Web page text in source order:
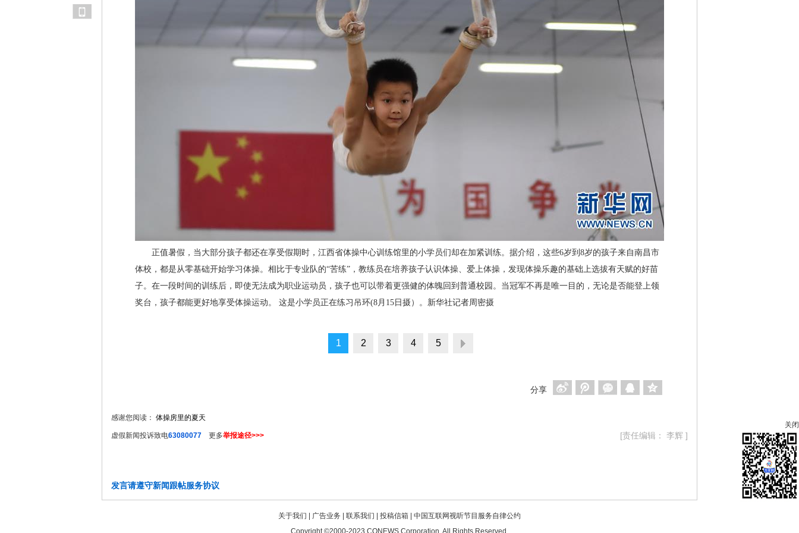
正值暑假，当大部分孩子都还在享受假期时，江西省体操中心训练馆里的小学员们却在加紧训练。据介绍，这些6岁到8岁的孩子来自南昌市
体校，都是从零基础开始学习体操。相比于专业队的“苦练”，教练员在培养孩子认识体操、爱上体操，发现体操乐趣的基础上选拔有天赋的好苗
子。在一段时间的训练后，即使无法成为职业运动员，孩子也可以带着更强健的体魄回到普通校园。当冠军不再是唯一目的，无论是否能登上领
奖台，孩子都能更好地享受体操运动。 这是小学员正在练习吊环(8月15日摄）。新华社记者周密摄
1 2 3 4 5
分享
感谢您阅读： 体操房里的夏天
虚假新闻投诉致电63080077 更多举报途径>>> [责任编辑： 李辉 ]
发言请遵守新闻跟帖服务协议
关于我们 广告业务 联系我们 投稿信箱
中国互联网视听节目服务自律公约
Copyright ©2000-2023 CQNEWS Corporation , All Rights Reserved.
关闭